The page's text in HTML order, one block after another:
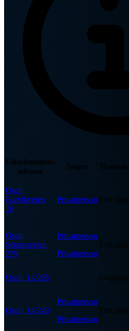
Eiendommens
adresse
Selger
Osen,
Barvikveien
16
Privatperson Fritt salg
Osen,
Setransveien
279
Privatperson
Privatperson
Fritt salg
Osen, 14/265 Uoppgitt
Osen, 14/243
Privatperson
Privatperson
Fritt salg